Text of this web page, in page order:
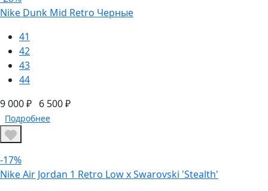
Nike Dunk Mid Retro Черные
41
42
43
44
9 000 ₽ 6 500 ₽
Подробнее
-17%
Nike Air Jordan 1 Retro Low x Swarovski 'Stealth'